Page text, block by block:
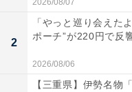
雪地域ほど「外干し」
方には地域性が色濃く
2026/08/07
2
「やっと巡り会えた
ポーチ”が220円で反
2026/08/06
【三重県】伊勢名物